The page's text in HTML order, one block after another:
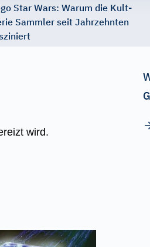
Star Wars: Warum die Kult-
Sammler seit Jahrzehnten
wird.